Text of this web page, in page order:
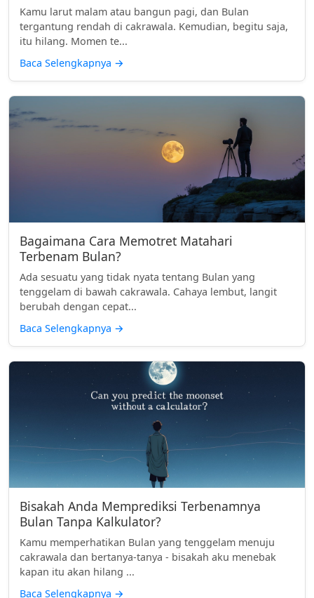
Kamu larut malam atau bangun pagi, dan Bulan
tergantung rendah di cakrawala. Kemudian, begitu saja,
itu hilang. Momen te...
Baca Selengkapnya →
Bagaimana Cara Memotret Matahari
Terbenam Bulan?
Ada sesuatu yang tidak nyata tentang Bulan yang
tenggelam di bawah cakrawala. Cahaya lembut, langit
berubah dengan cepat...
Baca Selengkapnya →
Bisakah Anda Memprediksi Terbenamnya
Bulan Tanpa Kalkulator?
Kamu memperhatikan Bulan yang tenggelam menuju
cakrawala dan bertanya-tanya - bisakah aku menebak
kapan itu akan hilang ...
Baca Selengkapnya →